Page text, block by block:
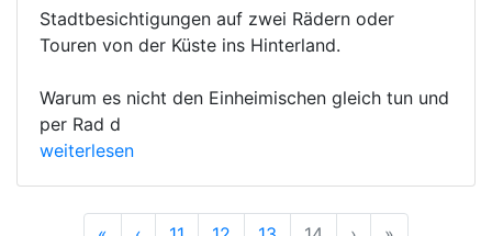
Stadtbesichtigungen auf zwei Rädern oder
Touren von der Küste ins Hinterland.
Warum es nicht den Einheimischen gleich tun und
per Rad d
weiterlesen